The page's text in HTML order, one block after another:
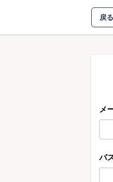
戻る
メ
パ